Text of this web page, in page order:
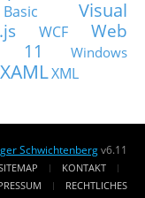
Visual
WCF
Web
11
Windows
XAMLXML
Schwichtenbergv6.11
KONTAKT
RECHTLICHES